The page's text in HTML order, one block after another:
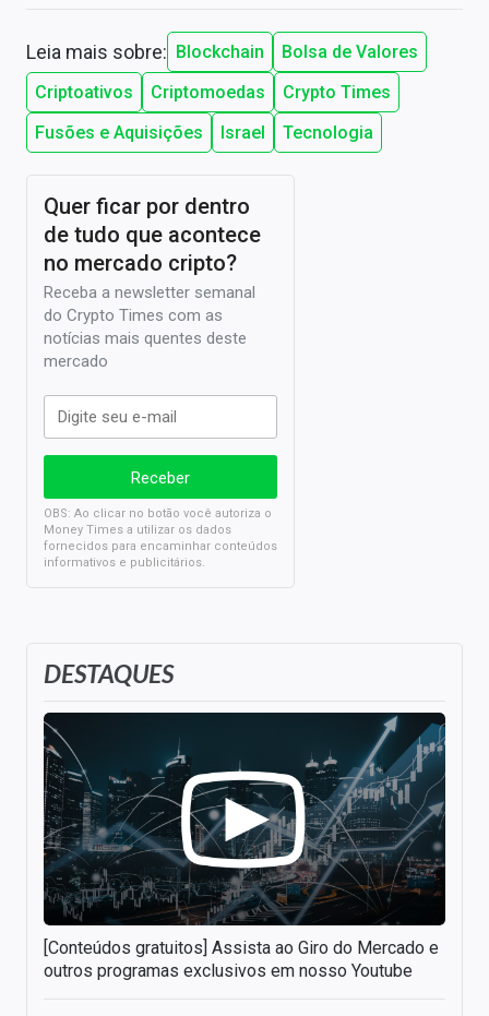
Leia mais sobre: Blockchain
Bolsa de Valores
Criptoativos
Criptomoedas
Crypto Times
Fusões e Aquisições
Israel Tecnologia
DESTAQUES
[Conteúdos gratuitos] Assista ao Giro do Mercado e
outros programas exclusivos em nosso Youtube
Quer ficar por dentro
de tudo que acontece
no mercado cripto?
Receba a newsletter semanal
do Crypto Times com as
notícias mais quentes deste
mercado
OBS: Ao clicar no botão você autoriza o
Money Times a utilizar os dados
fornecidos para encaminhar conteúdos
informativos e publicitários.